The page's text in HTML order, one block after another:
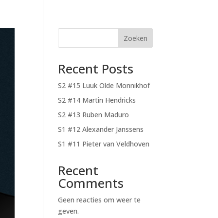
Zoeken
Recent Posts
S2 #15 Luuk Olde Monnikhof
S2 #14 Martin Hendricks
S2 #13 Ruben Maduro
S1 #12 Alexander Janssens
S1 #11 Pieter van Veldhoven
Recent
Comments
Geen reacties om weer te
geven.